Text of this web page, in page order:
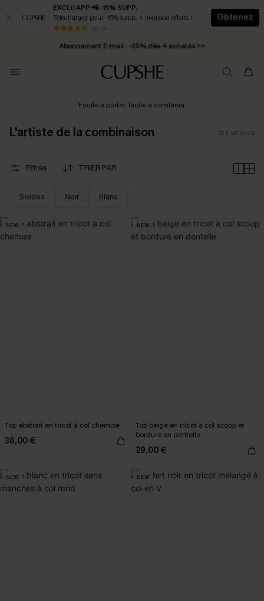
EXCLU APP 📲 -15% SUPP.
Téléchargez pour -15% supp. + livraison offerts !
50 k+
Obtenez
* Livraison éclair 2-3 jours ouvrés >>
Abonnement E-mail : -25% dès 4 achetés >>
Facile à porter, facile à combiner.
L'artiste de la combinaison 163 articles
Filtres TRIER PAR
Soldes Noir Blanc
NEW
Top abstrait en tricot à col chemise
36,00 €
NEW
Top beige en tricot à col scoop et
bordure en dentelle
29,00 €
NEW NEW